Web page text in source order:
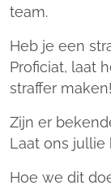
team.
Heb je een
Proficiat, laat
straffer maken!
Zijn er
Laat ons jullie
Hoe we dit